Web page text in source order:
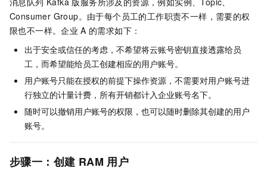
Consumer Group。由于每个员工的工作职责不一样，需要的权
限也不一样。企业 A 的需求如下：
出于安全或信任的考虑，不希望将云账号密钥直接透露给员
工，而希望能给员工创建相应的用户账号。
用户账号只能在授权的前提下操作资源，不需要对用户账号进
行独立的计量计费，所有开销都计入企业账号名下。
随时可以撤销用户账号的权限，也可以随时删除其创建的用户
账号。
步骤一：创建 RAM 用户